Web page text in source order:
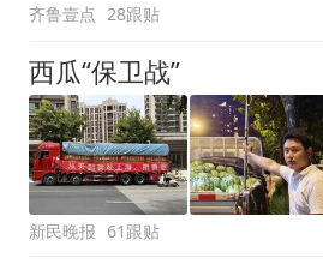
齐鲁壹点 28跟贴
西瓜“保卫战”
新民晚报 61跟贴